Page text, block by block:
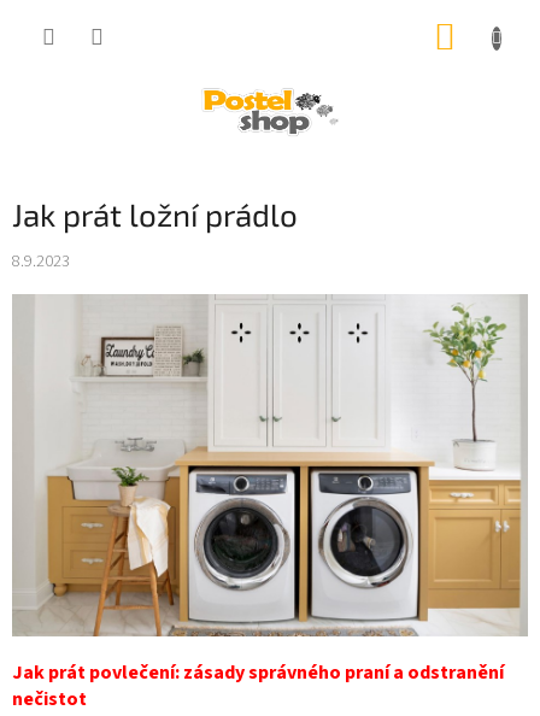
Jak prát ložní prádlo
8.9.2023
Jak prát povlečení: zásady správného praní a odstranění
nečistot